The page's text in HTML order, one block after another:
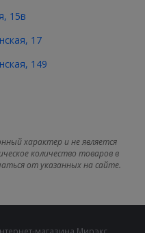
15в
17
149
характер и не является
количество товаров в
от указанных на сайте.